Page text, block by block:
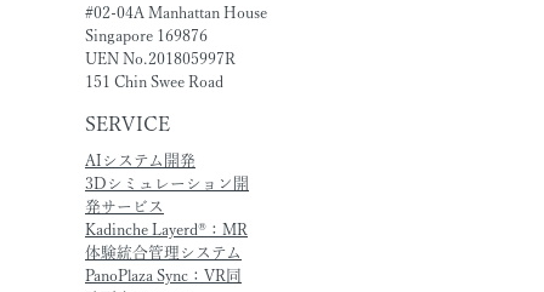
#02-04A Manhattan House
Singapore 169876
UEN No.201805997R
151 Chin Swee Road
SERVICE
AIシステム開発
3Dシミュレーション開
発サービス
Kadinche Layerd®：MR
体験統合管理システム
PanoPlaza Sync：VR同